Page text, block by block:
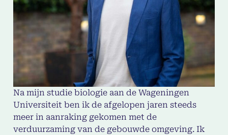
Na mijn studie biologie aan de Wageningen
Universiteit ben ik de afgelopen jaren steeds
meer in aanraking gekomen met de
verduurzaming van de gebouwde omgeving. Ik